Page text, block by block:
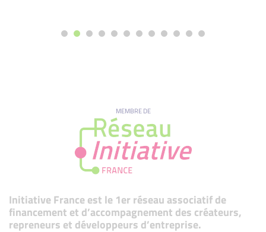
MEMBRE DE
Initiative France est le 1er réseau associatif de
financement et d’accompagnement des créateurs,
repreneurs et développeurs d’entreprise.